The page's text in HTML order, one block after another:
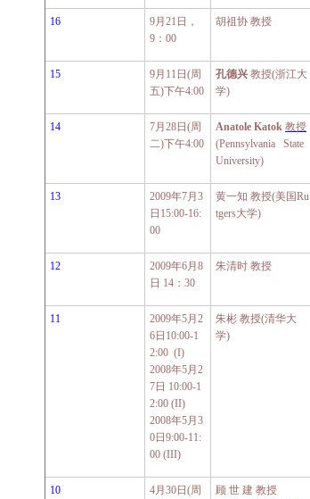
16 9月 21 日，
9 ： 00
胡祖协 教授
15 9月 11 日 (周
五)下午4:00
孔德兴 教授(浙江大
学)
14 7月 28日 (周
二)下午4:00
Anatole Katok 教授
(Pennsylvania State
University)
13 2009年7月 3
日 15:00-16:
00
黄一知 教授(美国Ru
tgers大学)
12 2009年6月 8
日 14 ： 30
朱清时 教授
11 2009年5月 2
6日 10:00-1
2:00 (I)
2008年5月 2
7日 10:00-1
2:00 (II)
2008年5月 3
0日 9:00-11:
00 (III)
朱彬 教授(清华大
学)
10 4月 30日 (周
顾 世 建 教授